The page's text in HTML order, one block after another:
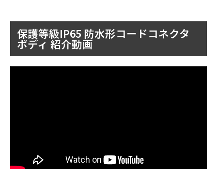
保護等級IP65 防水形コードコネクタ
ボディ 紹介動画